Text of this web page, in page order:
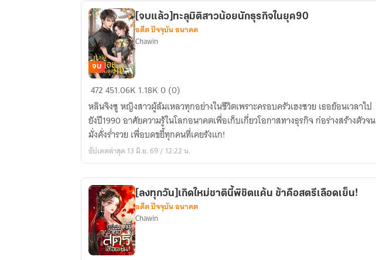
ร่ำรวย
ใน
ยุค80
[จบ
แล้ว]ทะลุ
มิติ
สาว
น้อย
นัก
ใน
ยุค90
จบ
[จบแล้ว]ทะลุมิติสาวน้อยนักธุรกิจในยุค90
อดีต ปัจจุบัน อนาคต
Chawin
472451.06K 1.18K0 (0)
หลินจิงซู หญิงสาวผู้ล้มเหลวทุกอย่างในชีวิตเพราะครอบครัวเฮงซวย เธอย้อนเวลาไป
ยังปี1990 อาศัยความรู้ในโลกอนาคตเพื่อเก็บเกี่ยวโอกาสทางธุรกิจ ก่อร่างสร้างตัวจน
มั่งคั่งร่ำรวย เพื่อบดขยี้ทุกคนที่เคยรังแก!
อัปเดตล่าสุด 13 มิ.ย. 69 / 12:22 น.
[ลงทุกวัน]เกิดใหม่ชาตินี้พิชิตแค้น ข้าคือสตรีเลือดเย็น!
อดีต ปัจจุบัน อนาคต
Chawin